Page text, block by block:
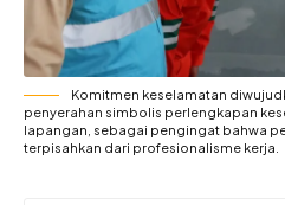
Komitmen keselamatan
penyerahan simbolis perlengkapan
lapangan, sebagai pengingat bahwa
terpisahkan dari profesionalisme kerja.